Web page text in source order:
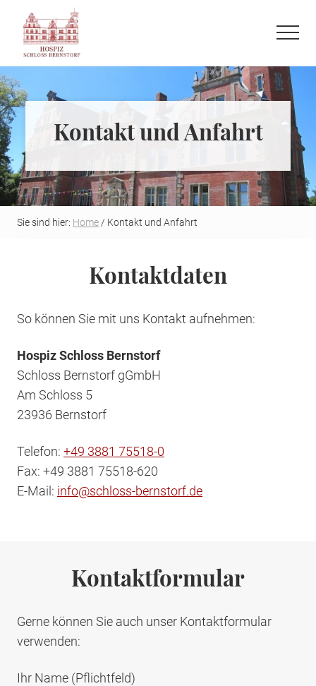
Menu
main
content
primary
sidebar
Refugium
auf
der
letzten
Reise
Menu
Kontakt und Anfahrt
Sie sind hier: Home / Kontakt und Anfahrt
Kontaktdaten
So können Sie mit uns Kontakt aufnehmen:
Hospiz Schloss Bernstorf
Schloss Bernstorf gGmbH
Am Schloss 5
23936 Bernstorf
Telefon: +49 3881 75518-0
Fax: +49 3881 75518-620
E-Mail: info@schloss-bernstorf.de
Kontaktformular
Gerne können Sie auch unser Kontaktformular
verwenden:
Ihr Name (Pflichtfeld)